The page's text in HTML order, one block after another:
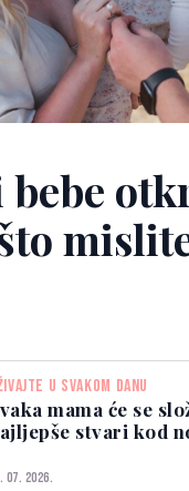
U SVAKOM DANU
mama će se
stvari kod
07. 2026.